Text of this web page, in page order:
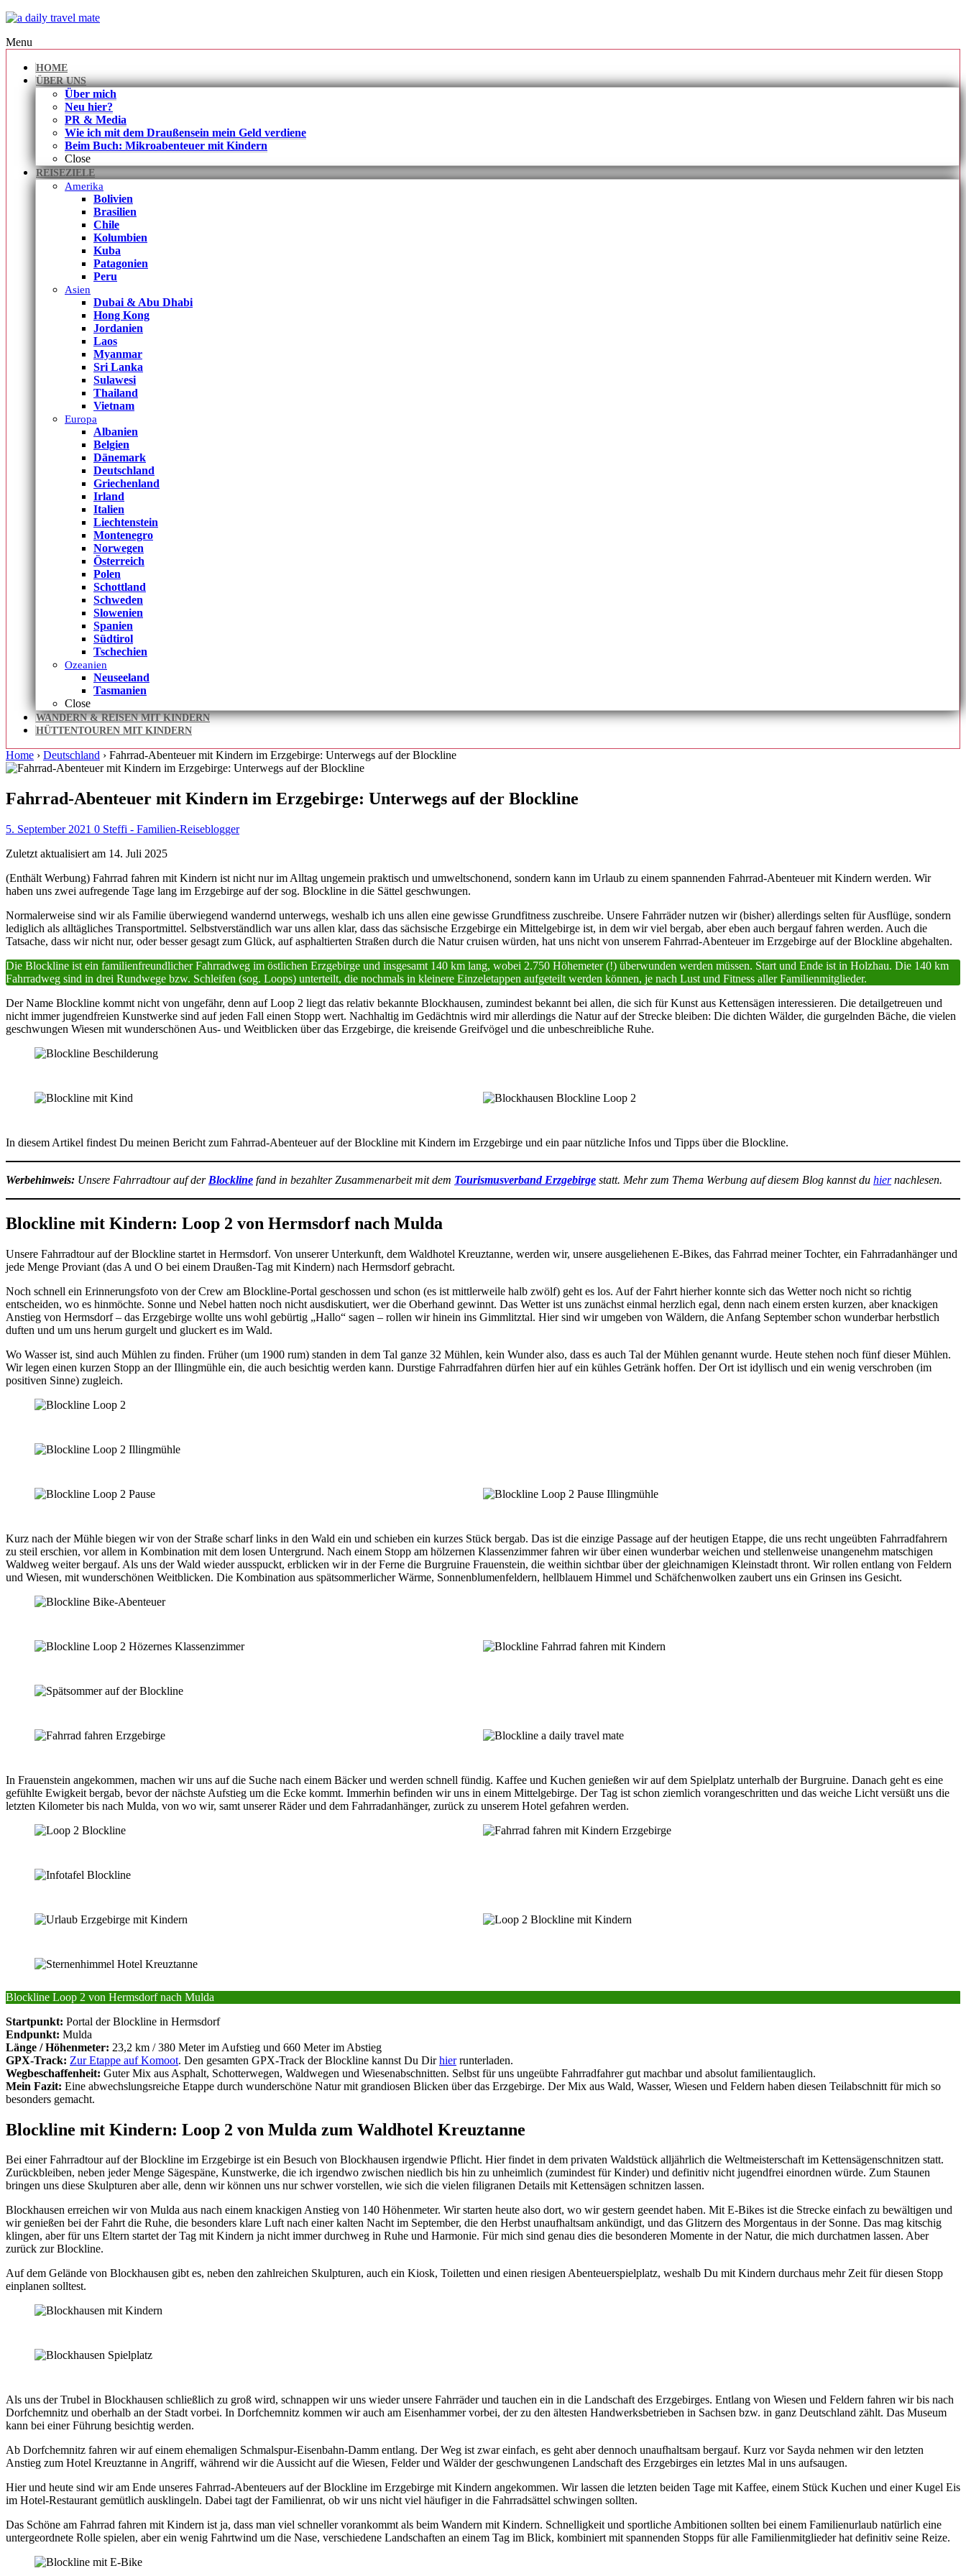
Menu
HOME
ÜBER UNS
Über mich
Neu hier?
PR & Media
Wie ich mit dem Draußensein mein Geld verdiene
Beim Buch: Mikroabenteuer mit Kindern
Close
REISEZIELE
Amerika
Bolivien
Brasilien
Chile
Kolumbien
Kuba
Patagonien
Peru
Asien
Dubai & Abu Dhabi
Hong Kong
Jordanien
Laos
Myanmar
Sri Lanka
Sulawesi
Thailand
Vietnam
Europa
Albanien
Belgien
Dänemark
Deutschland
Griechenland
Irland
Italien
Liechtenstein
Montenegro
Norwegen
Österreich
Polen
Schottland
Schweden
Slowenien
Spanien
Südtirol
Tschechien
Ozeanien
Neuseeland
Tasmanien
Close
WANDERN & REISEN MIT KINDERN
HÜTTENTOUREN MIT KINDERN
Home › Deutschland › Fahrrad-Abenteuer mit Kindern im Erzgebirge: Unterwegs auf der Blockline
Fahrrad-Abenteuer mit Kindern im Erzgebirge: Unterwegs auf der Blockline
5. September 2021 0 Steffi - Familien-Reiseblogger
Zuletzt aktualisiert am 14. Juli 2025
(Enthält Werbung) Fahrrad fahren mit Kindern ist nicht nur im Alltag ungemein praktisch und umweltschonend, sondern kann im Urlaub zu einem spannenden Fahrrad-Abenteuer mit Kindern werden. Wir
haben uns zwei aufregende Tage lang im Erzgebirge auf der sog. Blockline in die Sättel geschwungen.
Normalerweise sind wir als Familie überwiegend wandernd unterwegs, weshalb ich uns allen eine gewisse Grundfitness zuschreibe. Unsere Fahrräder nutzen wir (bisher) allerdings selten für Ausflüge, sondern
lediglich als alltägliches Transportmittel. Selbstverständlich war uns allen klar, dass das sächsische Erzgebirge ein Mittelgebirge ist, in dem wir viel bergab, aber eben auch bergauf fahren werden. Auch die
Tatsache, dass wir nicht nur, oder besser gesagt zum Glück, auf asphaltierten Straßen durch die Natur cruisen würden, hat uns nicht von unserem Fahrrad-Abenteuer im Erzgebirge auf der Blockline abgehalten.
Die Blockline ist ein familienfreundlicher Fahrradweg im östlichen Erzgebirge und insgesamt 140 km lang, wobei 2.750 Höhemeter (!) überwunden werden müssen. Start und Ende ist in Holzhau. Die 140 km
Fahrradweg sind in drei Rundwege bzw. Schleifen (sog. Loops) unterteilt, die nochmals in kleinere Einzeletappen aufgeteilt werden können, je nach Lust und Fitness aller Familienmitglieder.
Der Name Blockline kommt nicht von ungefähr, denn auf Loop 2 liegt das relativ bekannte Blockhausen, zumindest bekannt bei allen, die sich für Kunst aus Kettensägen interessieren. Die detailgetreuen und
nicht immer jugendfreien Kunstwerke sind auf jeden Fall einen Stopp wert. Nachhaltig im Gedächtnis wird mir allerdings die Natur auf der Strecke bleiben: Die dichten Wälder, die gurgelnden Bäche, die vielen
geschwungen Wiesen mit wunderschönen Aus- und Weitblicken über das Erzgebirge, die kreisende Greifvögel und die unbeschreibliche Ruhe.
In diesem Artikel findest Du meinen Bericht zum Fahrrad-Abenteuer auf der Blockline mit Kindern im Erzgebirge und ein paar nützliche Infos und Tipps über die Blockline.
Werbehinweis: Unsere Fahrradtour auf der Blockline fand in bezahlter Zusammenarbeit mit dem Tourismusverband Erzgebirge statt. Mehr zum Thema Werbung auf diesem Blog kannst du hiernachlesen.
Blockline mit Kindern: Loop 2 von Hermsdorf nach Mulda
Unsere Fahrradtour auf der Blockline startet in Hermsdorf. Von unserer Unterkunft, dem Waldhotel Kreuztanne, werden wir, unsere ausgeliehenen E-Bikes, das Fahrrad meiner Tochter, ein Fahrradanhänger und
jede Menge Proviant (das A und O bei einem Draußen-Tag mit Kindern) nach Hermsdorf gebracht.
Noch schnell ein Erinnerungsfoto von der Crew am Blockline-Portal geschossen und schon (es ist mittlerweile halb zwölf) geht es los. Auf der Fahrt hierher konnte sich das Wetter noch nicht so richtig
entscheiden, wo es hinmöchte. Sonne und Nebel hatten noch nicht ausdiskutiert, wer die Oberhand gewinnt. Das Wetter ist uns zunächst einmal herzlich egal, denn nach einem ersten kurzen, aber knackigen
Anstieg von Hermsdorf – das Erzgebirge wollte uns wohl gebürtig „Hallo“ sagen – rollen wir hinein ins Gimmlitztal. Hier sind wir umgeben von Wäldern, die Anfang September schon wunderbar herbstlich
duften und um uns herum gurgelt und gluckert es im Wald.
Wo Wasser ist, sind auch Mühlen zu finden. Früher (um 1900 rum) standen in dem Tal ganze 32 Mühlen, kein Wunder also, dass es auch Tal der Mühlen genannt wurde. Heute stehen noch fünf dieser Mühlen.
Wir legen einen kurzen Stopp an der Illingmühle ein, die auch besichtig werden kann. Durstige Fahrradfahren dürfen hier auf ein kühles Getränk hoffen. Der Ort ist idyllisch und ein wenig verschroben (im
positiven Sinne) zugleich.
Kurz nach der Mühle biegen wir von der Straße scharf links in den Wald ein und schieben ein kurzes Stück bergab. Das ist die einzige Passage auf der heutigen Etappe, die uns recht ungeübten Fahrradfahrern
zu steil erschien, vor allem in Kombination mit dem losen Untergrund. Nach einem Stopp am hölzernen Klassenzimmer fahren wir über einen wunderbar weichen und stellenweise unangenehm matschigen
Waldweg weiter bergauf. Als uns der Wald wieder ausspuckt, erblicken wir in der Ferne die Burgruine Frauenstein, die weithin sichtbar über der gleichnamigen Kleinstadt thront. Wir rollen entlang von Feldern
und Wiesen, mit wunderschönen Weitblicken. Die Kombination aus spätsommerlicher Wärme, Sonnenblumenfeldern, hellblauem Himmel und Schäfchenwolken zaubert uns ein Grinsen ins Gesicht.
In Frauenstein angekommen, machen wir uns auf die Suche nach einem Bäcker und werden schnell fündig. Kaffee und Kuchen genießen wir auf dem Spielplatz unterhalb der Burgruine. Danach geht es eine
gefühlte Ewigkeit bergab, bevor der nächste Aufstieg um die Ecke kommt. Immerhin befinden wir uns in einem Mittelgebirge. Der Tag ist schon ziemlich vorangeschritten und das weiche Licht versüßt uns die
letzten Kilometer bis nach Mulda, von wo wir, samt unserer Räder und dem Fahrradanhänger, zurück zu unserem Hotel gefahren werden.
Blockline Loop 2 von Hermsdorf nach Mulda
Startpunkt: Portal der Blockline in Hermsdorf
Endpunkt: Mulda
Länge / Höhenmeter: 23,2 km / 380 Meter im Aufstieg und 660 Meter im Abstieg
GPX-Track: Zur Etappe auf Komoot. Den gesamten GPX-Track der Blockline kannst Du Dirhierrunterladen.
Wegbeschaffenheit: Guter Mix aus Asphalt, Schotterwegen, Waldwegen und Wiesenabschnitten. Selbst für uns ungeübte Fahrradfahrer gut machbar und absolut familientauglich.
Mein Fazit: Eine abwechslungsreiche Etappe durch wunderschöne Natur mit grandiosen Blicken über das Erzgebirge. Der Mix aus Wald, Wasser, Wiesen und Feldern haben diesen Teilabschnitt für mich so
besonders gemacht.
Blockline mit Kindern: Loop 2 von Mulda zum Waldhotel Kreuztanne
Bei einer Fahrradtour auf der Blockline im Erzgebirge ist ein Besuch von Blockhausen irgendwie Pflicht. Hier findet in dem privaten Waldstück alljährlich die Weltmeisterschaft im Kettensägenschnitzen statt.
Zurückbleiben, neben jeder Menge Sägespäne, Kunstwerke, die ich irgendwo zwischen niedlich bis hin zu unheimlich (zumindest für Kinder) und definitiv nicht jugendfrei einordnen würde. Zum Staunen
bringen uns diese Skulpturen aber alle, denn wir können uns nur schwer vorstellen, wie sich die vielen filigranen Details mit Kettensägen schnitzen lassen.
Blockhausen erreichen wir von Mulda aus nach einem knackigen Anstieg von 140 Höhenmeter. Wir starten heute also dort, wo wir gestern geendet haben. Mit E-Bikes ist die Strecke einfach zu bewältigen und
wir genießen bei der Fahrt die Ruhe, die besonders klare Luft nach einer kalten Nacht im September, die den Herbst unaufhaltsam ankündigt, und das Glitzern des Morgentaus in der Sonne. Das mag kitschig
klingen, aber für uns Eltern startet der Tag mit Kindern ja nicht immer durchweg in Ruhe und Harmonie. Für mich sind genau dies die besonderen Momente in der Natur, die mich durchatmen lassen. Aber
zurück zur Blockline.
Auf dem Gelände von Blockhausen gibt es, neben den zahlreichen Skulpturen, auch ein Kiosk, Toiletten und einen riesigen Abenteuerspielplatz, weshalb Du mit Kindern durchaus mehr Zeit für diesen Stopp
einplanen solltest.
Als uns der Trubel in Blockhausen schließlich zu groß wird, schnappen wir uns wieder unsere Fahrräder und tauchen ein in die Landschaft des Erzgebirges. Entlang von Wiesen und Feldern fahren wir bis nach
Dorfchemnitz und oberhalb an der Stadt vorbei. In Dorfchemnitz kommen wir auch am Eisenhammer vorbei, der zu den ältesten Handwerksbetrieben in Sachsen bzw. in ganz Deutschland zählt. Das Museum
kann bei einer Führung besichtig werden.
Ab Dorfchemnitz fahren wir auf einem ehemaligen Schmalspur-Eisenbahn-Damm entlang. Der Weg ist zwar einfach, es geht aber dennoch unaufhaltsam bergauf. Kurz vor Sayda nehmen wir den letzten
Anstieg zum Hotel Kreuztanne in Angriff, während wir die Aussicht auf die Wiesen, Felder und Wälder der geschwungenen Landschaft des Erzgebirges ein letztes Mal in uns aufsaugen.
Hier und heute sind wir am Ende unseres Fahrrad-Abenteuers auf der Blockline im Erzgebirge mit Kindern angekommen. Wir lassen die letzten beiden Tage mit Kaffee, einem Stück Kuchen und einer Kugel Eis
im Hotel-Restaurant gemütlich ausklingeln. Dabei tagt der Familienrat, ob wir uns nicht viel häufiger in die Fahrradsättel schwingen sollten.
Das Schöne am Fahrrad fahren mit Kindern ist ja, dass man viel schneller vorankommt als beim Wandern mit Kindern. Schnelligkeit und sportliche Ambitionen sollten bei einem Familienurlaub natürlich eine
untergeordnete Rolle spielen, aber ein wenig Fahrtwind um die Nase, verschiedene Landschaften an einem Tag im Blick, kombiniert mit spannenden Stopps für alle Familienmitglieder hat definitiv seine Reize.